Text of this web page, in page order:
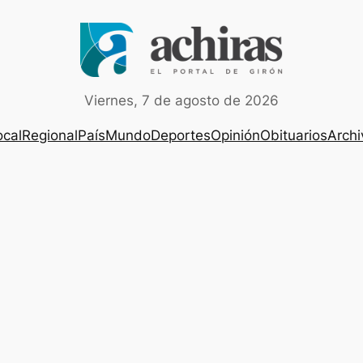
Viernes, 7 de agosto de 2026
RegionalPaísMundoDeportesOpiniónObituarios